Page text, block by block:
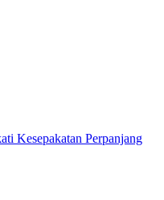
Kesepakatan Perpanjang